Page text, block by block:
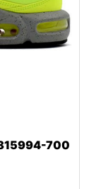
815994-700